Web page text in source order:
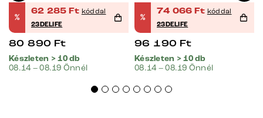
%
62 285 Ft kóddal
23DELIFE
80 890 Ft
Készleten > 10 db
08.14 – 08.19 Önnél
%
74 066 Ft kóddal
23DELIFE
96 190 Ft
Készleten > 10 db
08.14 – 08.19 Önnél